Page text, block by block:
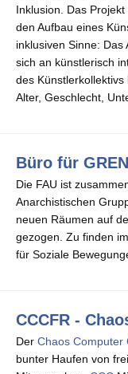
Inklusion. Das
den Aufbau eines
inklusiven Sinne: Das
sich an künstlerisch
des
Alter, Geschlecht,
Büro für
Die FAU ist
Anarchistischen
neuen Räumen auf
gezogen. Zu finden
für Soziale
CCCFR -
Der Chaos Computer
bunter Haufen von